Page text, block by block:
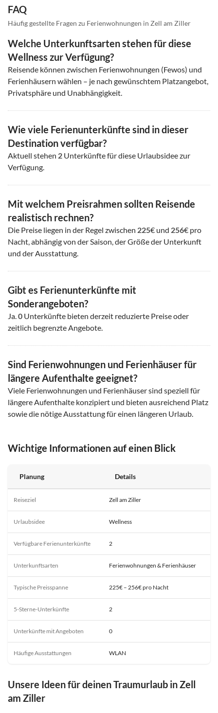
FAQ
Häufig gestellte Fragen zu Ferienwohnungen in Zell am Ziller
Welche Unterkunftsarten stehen für diese
Wellness zur Verfügung?
Reisende können zwischen Ferienwohnungen (Fewos) und
Ferienhäusern wählen – je nach gewünschtem Platzangebot,
Privatsphäre und Unabhängigkeit.
Wie viele Ferienunterkünfte sind in dieser
Destination verfügbar?
Aktuell stehen 2 Unterkünfte für diese Urlaubsidee zur
Verfügung.
Mit welchem Preisrahmen sollten Reisende
realistisch rechnen?
Die Preise liegen in der Regel zwischen 225€ und 256€ pro
Nacht, abhängig von der Saison, der Größe der Unterkunft
und der Ausstattung.
Gibt es Ferienunterkünfte mit
Sonderangeboten?
Ja. 0 Unterkünfte bieten derzeit reduzierte Preise oder
zeitlich begrenzte Angebote.
Sind Ferienwohnungen und Ferienhäuser für
längere Aufenthalte geeignet?
Viele Ferienwohnungen und Ferienhäuser sind speziell für
längere Aufenthalte konzipiert und bieten ausreichend Platz
sowie die nötige Ausstattung für einen längeren Urlaub.
Wichtige Informationen auf einen Blick
Planung Details
Reiseziel Zell am Ziller
Urlaubsidee Wellness
Verfügbare Ferienunterkünfte 2
Unterkunftsarten Ferienwohnungen & Ferienhäuser
Typische Preisspanne 225€ – 256€ pro Nacht
5-Sterne-Unterkünfte 2
Unterkünfte mit Angeboten 0
Häufige Ausstattungen WLAN
Unsere Ideen für deinen Traumurlaub in Zell
am Ziller